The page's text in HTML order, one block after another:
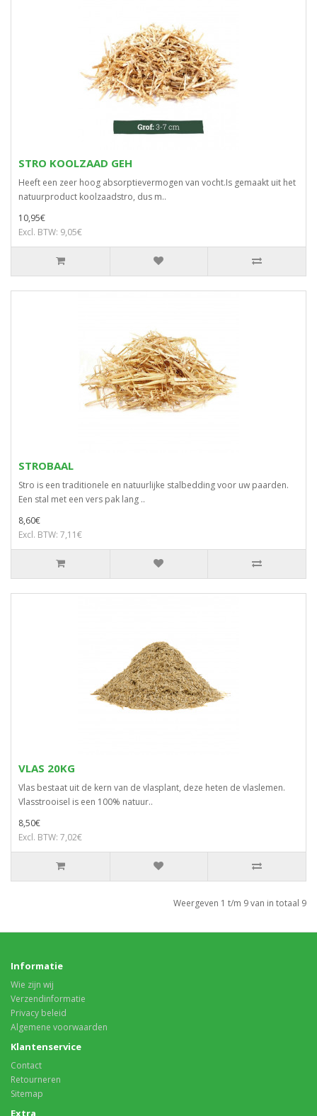
STRO KOOLZAAD GEH
Heeft een zeer hoog absorptievermogen van vocht.Is gemaakt uit het
natuurproduct koolzaadstro, dus m..
10,95€
Excl. BTW: 9,05€
STROBAAL
Stro is een traditionele en natuurlijke stalbedding voor uw paarden.
Een stal met een vers pak lang ..
8,60€
Excl. BTW: 7,11€
VLAS 20KG
Vlas bestaat uit de kern van de vlasplant, deze heten de vlaslemen.
Vlasstrooisel is een 100% natuur..
8,50€
Excl. BTW: 7,02€
Weergeven 1 t/m 9 van in totaal 9
Informatie
Wie zijn wij
Verzendinformatie
Privacy beleid
Algemene voorwaarden
Klantenservice
Contact
Retourneren
Sitemap
Extra